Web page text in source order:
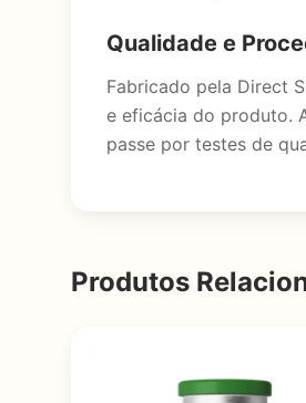
Qualidade e
Fabricado pela Direct
e eficácia do produto.
passe por testes de
Produtos